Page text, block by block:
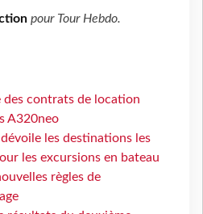
pour Tour Hebdo.
des contrats de location
A320neo
les destinations les
les excursions en bateau
règles de